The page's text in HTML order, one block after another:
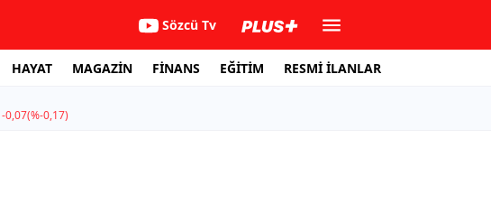
Sözcü Tv
HAYAT MAGAZİN FİNANS EĞİTİM RESMİ İLANLAR
-0,07(%-0,17)